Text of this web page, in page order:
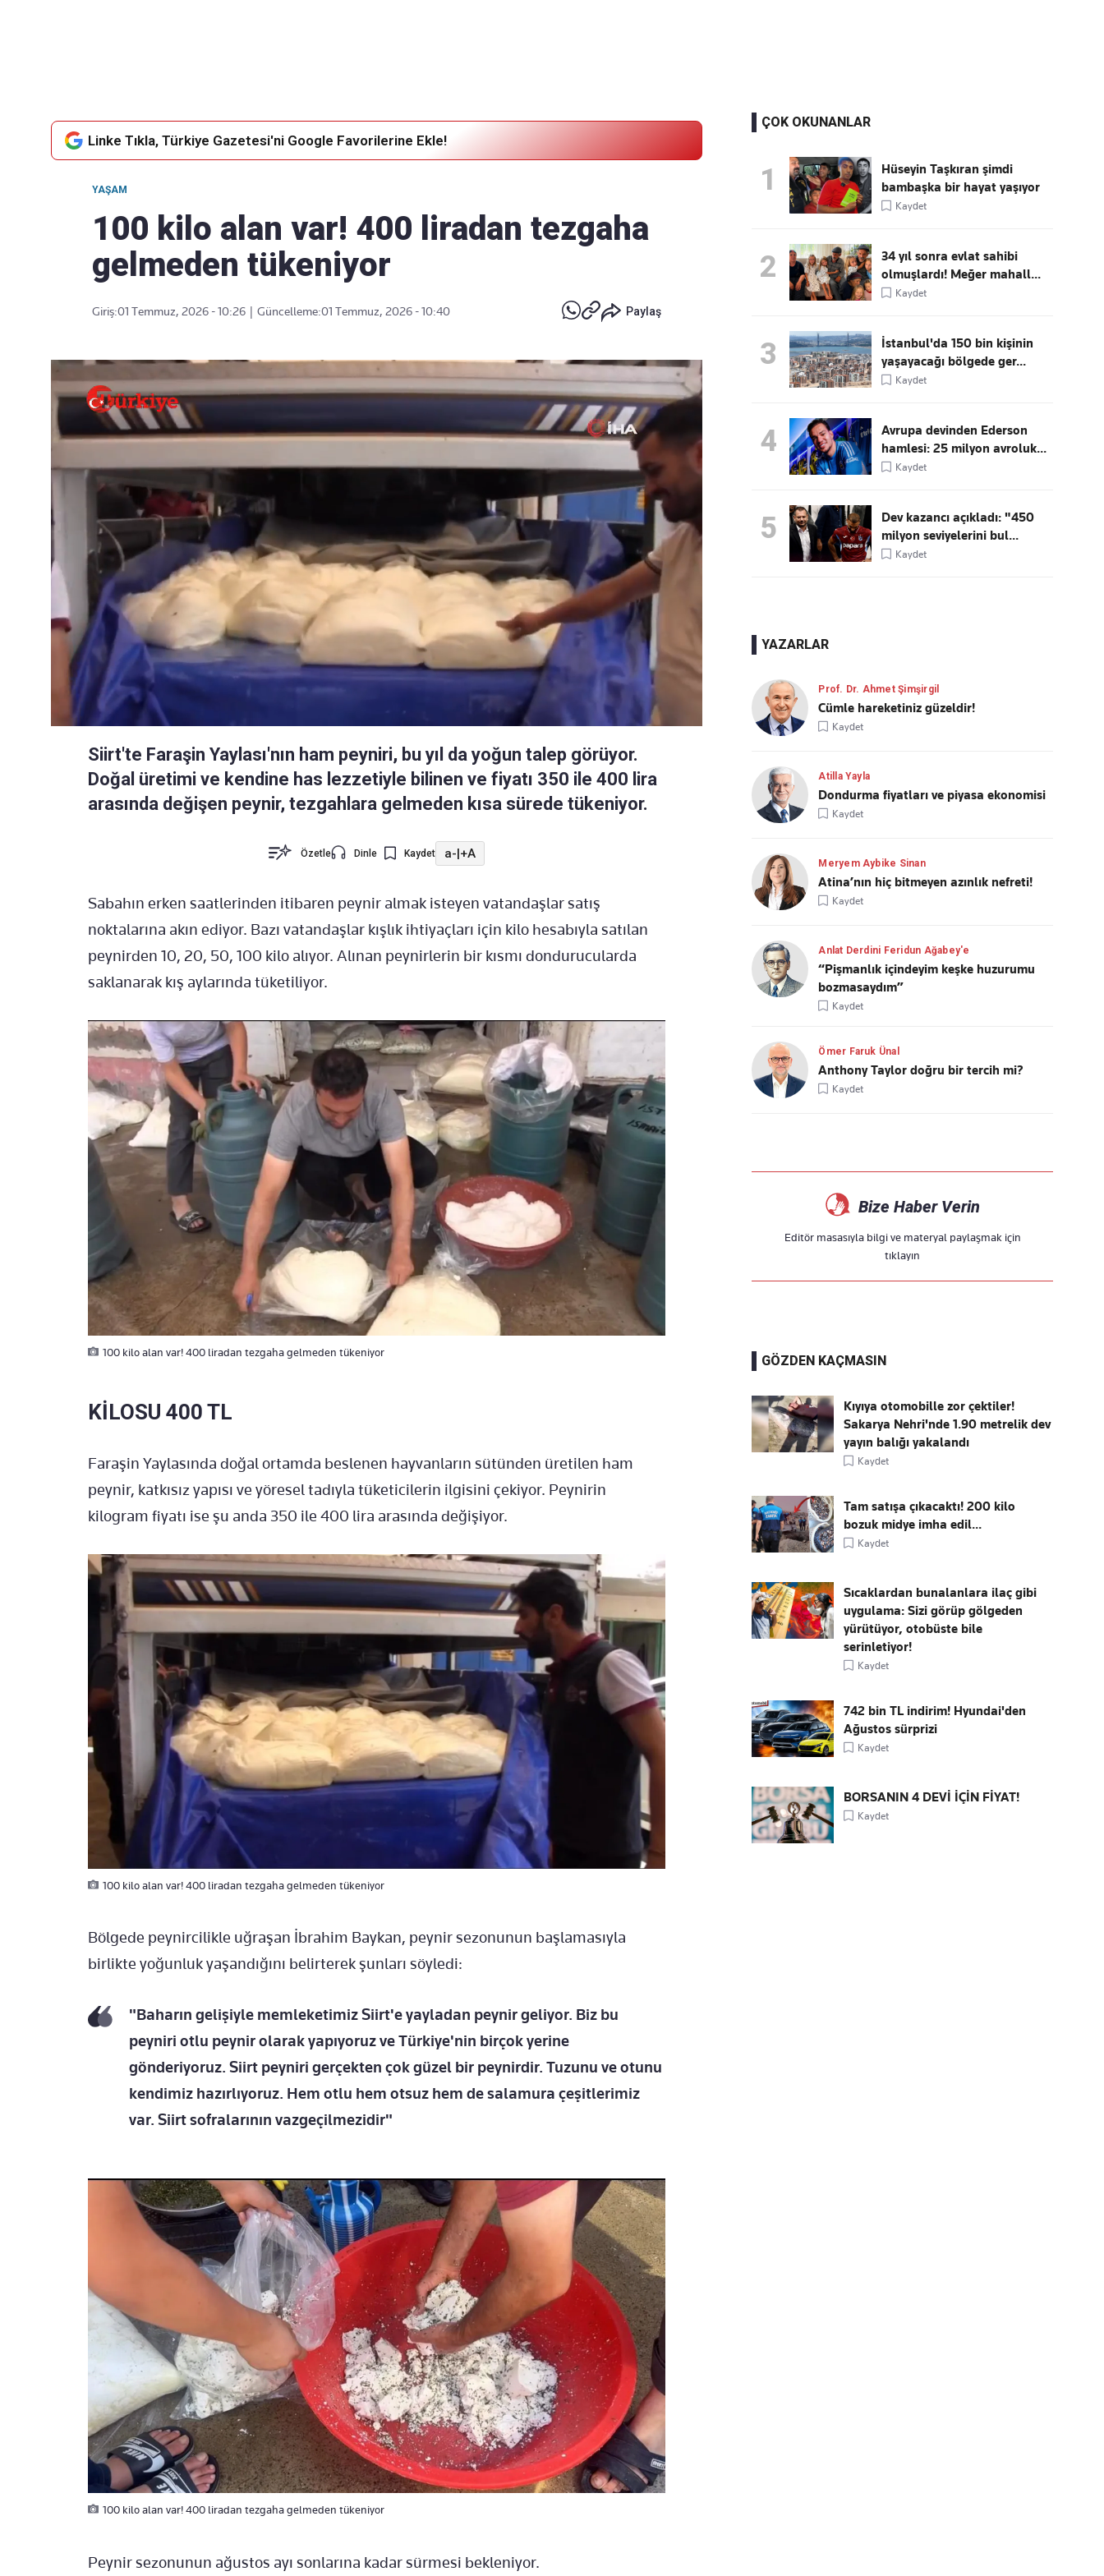
Linke Tıkla, Türkiye Gazetesi'ni Google Favorilerine Ekle!
YAŞAM
100 kilo alan var! 400 liradan tezgaha
gelmeden tükeniyor
Giriş:01 Temmuz, 2026 - 10:26 Güncelleme:01 Temmuz, 2026 - 10:40 Paylaş
Siirt'te Faraşin Yaylası'nın ham peyniri, bu yıl da yoğun talep görüyor.
Doğal üretimi ve kendine has lezzetiyle bilinen ve fiyatı 350 ile 400 lira
arasında değişen peynir, tezgahlara gelmeden kısa sürede tükeniyor.
Özetle Dinle Kaydet a-|+A
Sabahın erken saatlerinden itibaren peynir almak isteyen vatandaşlar satış
noktalarına akın ediyor. Bazı vatandaşlar kışlık ihtiyaçları için kilo hesabıyla satılan
peynirden 10, 20, 50, 100 kilo alıyor. Alınan peynirlerin bir kısmı dondurucularda
saklanarak kış aylarında tüketiliyor.
100 kilo alan var! 400 liradan tezgaha gelmeden tükeniyor
KİLOSU 400 TL
Faraşin Yaylasında doğal ortamda beslenen hayvanların sütünden üretilen ham
peynir, katkısız yapısı ve yöresel tadıyla tüketicilerin ilgisini çekiyor. Peynirin
kilogram fiyatı ise şu anda 350 ile 400 lira arasında değişiyor.
100 kilo alan var! 400 liradan tezgaha gelmeden tükeniyor
Bölgede peynircilikle uğraşan İbrahim Baykan, peynir sezonunun başlamasıyla
birlikte yoğunluk yaşandığını belirterek şunları söyledi:
"Baharın gelişiyle memleketimiz Siirt'e yayladan peynir geliyor. Biz bu
peyniri otlu peynir olarak yapıyoruz ve Türkiye'nin birçok yerine
gönderiyoruz. Siirt peyniri gerçekten çok güzel bir peynirdir. Tuzunu ve otunu
kendimiz hazırlıyoruz. Hem otlu hem otsuz hem de salamura çeşitlerimiz
var. Siirt sofralarının vazgeçilmezidir"
100 kilo alan var! 400 liradan tezgaha gelmeden tükeniyor
Peynir sezonunun ağustos ayı sonlarına kadar sürmesi bekleniyor.
ÇOK OKUNANLAR
1
Hüseyin Taşkıran şimdi
bambaşka bir hayat yaşıyor
Kaydet
2
34 yıl sonra evlat sahibi
olmuşlardı! Meğer mahall...
Kaydet
3
İstanbul'da 150 bin kişinin
yaşayacağı bölgede ger...
Kaydet
4
Avrupa devinden Ederson
hamlesi: 25 milyon avroluk...
Kaydet
5
Dev kazancı açıkladı: "450
milyon seviyelerini bul...
Kaydet
YAZARLAR
Prof. Dr. Ahmet Şimşirgil
Cümle hareketiniz güzeldir!
Kaydet
Atilla Yayla
Dondurma fiyatları ve piyasa ekonomisi
Kaydet
Meryem Aybike Sinan
Atina’nın hiç bitmeyen azınlık nefreti!
Kaydet
Anlat Derdini Feridun Ağabey'e
“Pişmanlık içindeyim keşke huzurumu
bozmasaydım”
Kaydet
Ömer Faruk Ünal
Anthony Taylor doğru bir tercih mi?
Kaydet
Bize Haber Verin
Editör masasıyla bilgi ve materyal paylaşmak için
tıklayın
GÖZDEN KAÇMASIN
Kıyıya otomobille zor çektiler!
Sakarya Nehri'nde 1.90 metrelik dev
yayın balığı yakalandı
Kaydet
Tam satışa çıkacaktı! 200 kilo
bozuk midye imha edil...
Kaydet
Sıcaklardan bunalanlara ilaç gibi
uygulama: Sizi görüp gölgeden
yürütüyor, otobüste bile
serinletiyor!
Kaydet
742 bin TL indirim! Hyundai'den
Ağustos sürprizi
Kaydet
BORSANIN 4 DEVİ İÇİN FİYAT!
Kaydet